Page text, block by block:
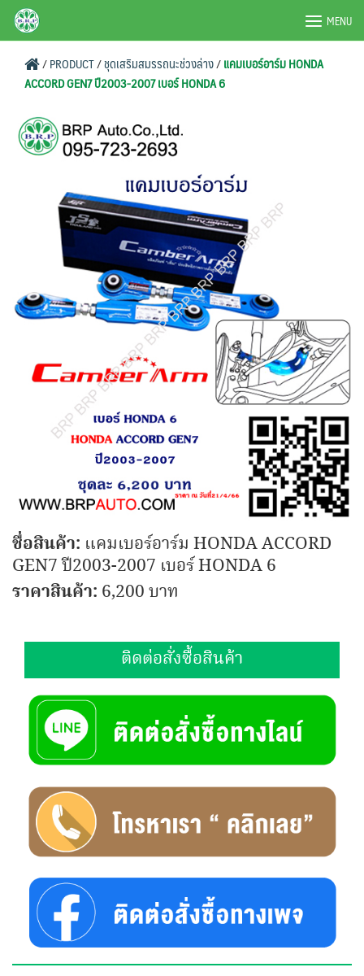
SkipBRPAUTO.COM MENU
/PRODUCT/ชุดเสริมสมรรถนะช่วงล่าง/แคมเบอร์อาร์ม HONDA
ACCORD GEN7 ปี2003-2007 เบอร์ HONDA 6
ชื่อสินค้า: แคมเบอร์อาร์ม HONDA ACCORD
GEN7 ปี2003-2007 เบอร์ HONDA 6
ราคาสินค้า: 6,200 บาท
ติดต่อสั่งซื้อสินค้า